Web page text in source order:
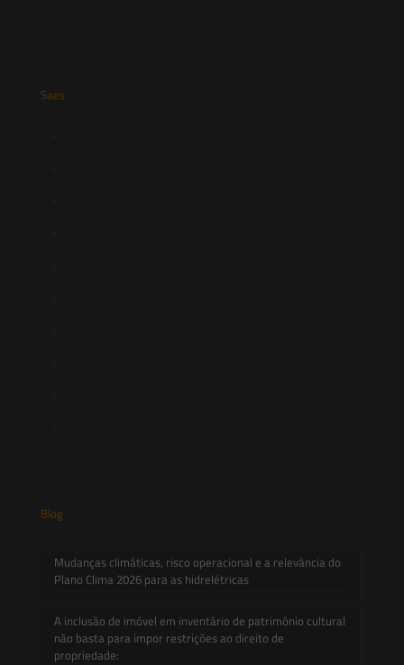
Saes
Blog
Mudanças climáticas, risco operacional e a relevância do
Plano Clima 2026 para as hidrelétricas
A inclusão de imóvel em inventário de patrimônio cultural
não basta para impor restrições ao direito de
propriedade: